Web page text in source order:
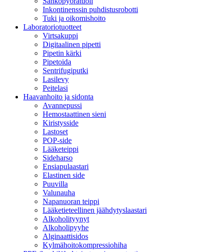
Inkontinenssin puhdistusrobotti
Tuki ja oikomishoito
Laboratoriotuotteet
Virtsakuppi
Digitaalinen pipetti
Pipetin kärki
Pipetoida
Sentrifugiputki
Lasilevy
Peitelasi
Haavanhoito ja sidonta
Avannepussi
Hemostaattinen sieni
Kiristysside
Lastoset
POP-side
Lääketeippi
Sideharso
Ensiapulaastari
Elastinen side
Puuvilla
Valunauha
Napanuoran teippi
Lääketieteellinen jäähdytyslaastari
Alkoholityynyt
Alkoholipyyhe
Alginaattisidos
Kylmähoitokompressiohiha